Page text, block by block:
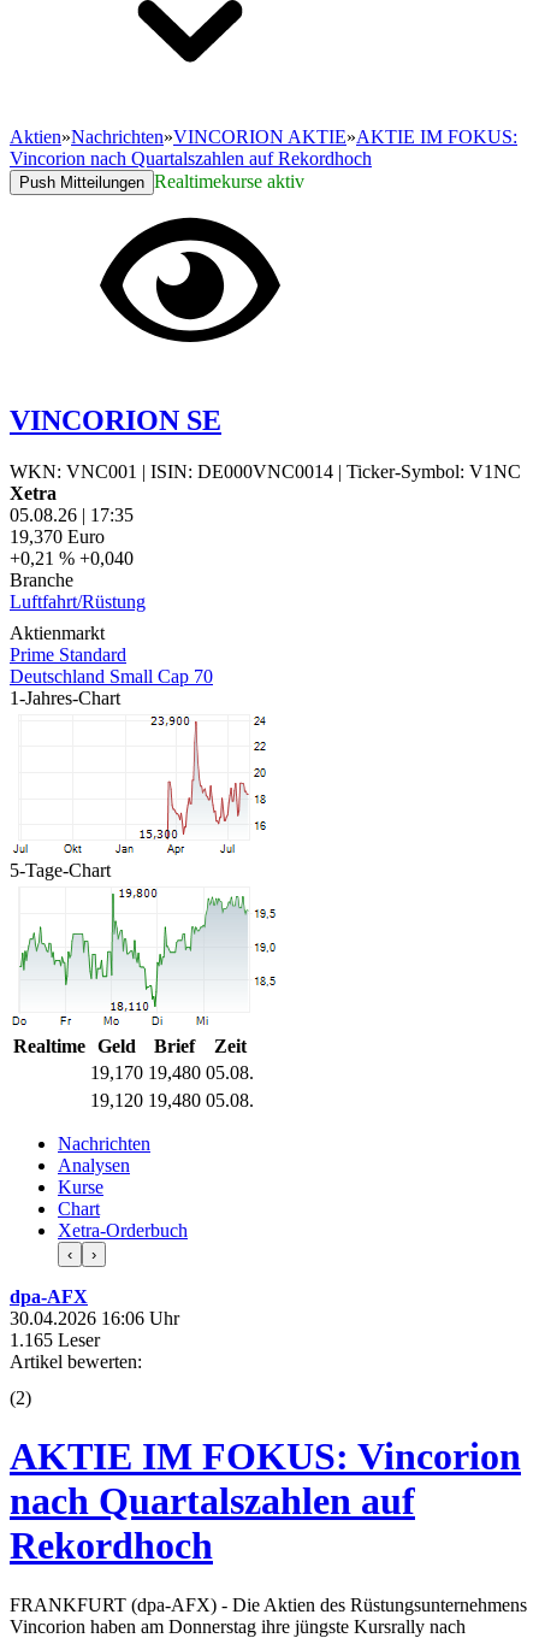
Aktien»Nachrichten»VINCORION AKTIE»AKTIE IM FOKUS:
Vincorion nach Quartalszahlen auf Rekordhoch
Push Mitteilungen Realtimekurse aktiv
VINCORION SE
WKN: VNC001 | ISIN: DE000VNC0014 | Ticker-Symbol: V1NC
Xetra
05.08.26 | 17:35
19,370 Euro
+0,21 % +0,040
Branche
Luftfahrt/Rüstung
Aktienmarkt
Prime Standard
Deutschland Small Cap 70
1-Jahres-Chart
5-Tage-Chart
Realtime Geld Brief
Zeit
19,170 19,480 05.08.
19,120 19,480 05.08.
Nachrichten
Analysen
Kurse
Chart
Xetra-Orderbuch
‹ ›
dpa-AFX
30.04.2026 16:06 Uhr
1.165 Leser
Artikel bewerten:
(2)
AKTIE IM FOKUS: Vincorion
nach Quartalszahlen auf
Rekordhoch
FRANKFURT (dpa-AFX) - Die Aktien des Rüstungsunternehmens
Vincorion haben am Donnerstag ihre jüngste Kursrally nach